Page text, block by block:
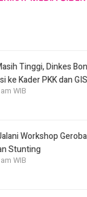
Tinggi, Dinkes
ke Kader PKK dan
WIB
Workshop
Stunting
WIB